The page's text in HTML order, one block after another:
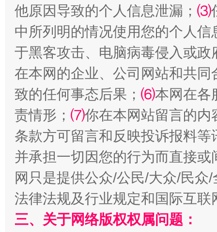
事关残疾人未来5年
他原因导致的个人信息泄漏； ⑶
中所列明的情况使用您的个人
于黑客攻击、电脑病毒侵入或
在本网的企业、公司网站和共
致的任何事态后果； ⑹本网在各
责情形； ⑺你在本网站留言的内
条款方可留言和反映投诉报料
并承担一切因您的行为而直接
网只是提供公众/公民/大众/民
法律法规及行业规定和国际互
三、关于网络版权权属问题：